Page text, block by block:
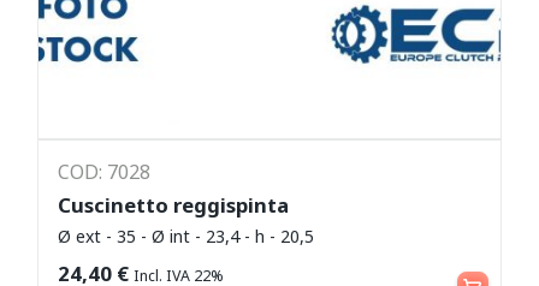
COD: 7028
Cuscinetto reggispinta
Ø ext - 35 - Ø int - 23,4 - h - 20,5
24,40 € Incl. IVA 22% Aggiungi al carrello